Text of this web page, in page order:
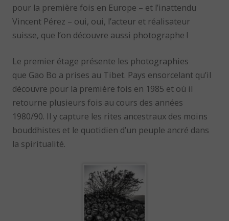
pour la première fois en Europe – et l’inattendu
Vincent Pérez – oui, oui, l’acteur et réalisateur
suisse, que l’on découvre aussi photographe !
Le premier étage présente les photographies
que Gao Bo a prises au Tibet. Pays ensorcelant qu’il
découvre pour la première fois en 1985 et où il
retourne plusieurs fois au cours des années
1980/90. Il y capture les rites ancestraux des moins
bouddhistes et le quotidien d’un peuple ancré dans
la spiritualité.